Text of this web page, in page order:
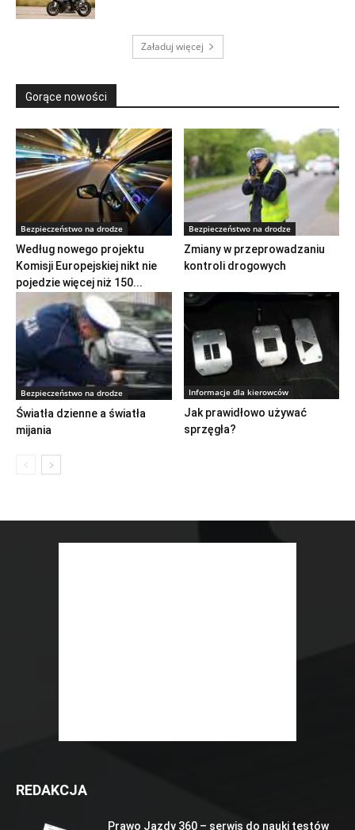
Załaduj więcej
Gorące nowości
Bezpieczeństwo na drodze
Według nowego projektu
Komisji Europejskiej nikt nie
pojedzie więcej niż 150...
Bezpieczeństwo na drodze
Zmiany w przeprowadzaniu
kontroli drogowych
Bezpieczeństwo na drodze
Światła dzienne a światła
mijania
Informacje dla kierowców
Jak prawidłowo używać
sprzęgła?
REDAKCJA
Prawo Jazdy 360 – serwis do nauki testów